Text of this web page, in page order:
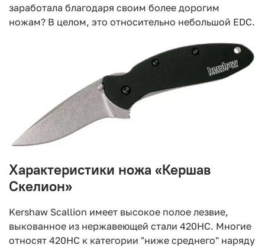
заработала благодаря своим более дорогим
ножам? В целом, это относительно небольшой EDC.
Характеристики ножа «Кершав
Скелион»‎
Kershaw Scallion имеет высокое полое лезвие,
выкованное из нержавеющей стали 420HC. Многие
относят 420HC к категории "ниже среднего" наряду